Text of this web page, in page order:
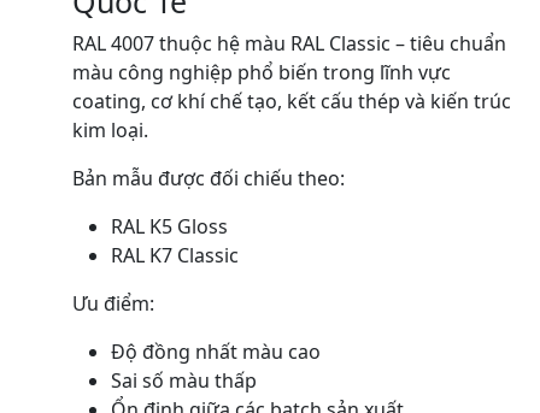
RAL 4007 thuộc hệ màu RAL Classic – tiêu chuẩn
màu công nghiệp phổ biến trong lĩnh vực
coating, cơ khí chế tạo, kết cấu thép và kiến trúc
kim loại.
Bản mẫu được đối chiếu theo:
RAL K5 Gloss
RAL K7 Classic
Ưu điểm:
Độ đồng nhất màu cao
Sai số màu thấp